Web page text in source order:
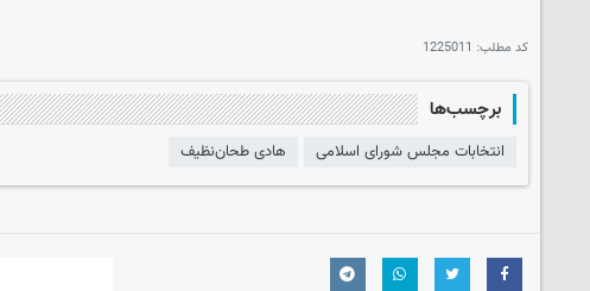
کد مطلب: 1225011
برچسب‌ها
انتخابات مجلس شورای اسلامی هادی طحان‌نظیف